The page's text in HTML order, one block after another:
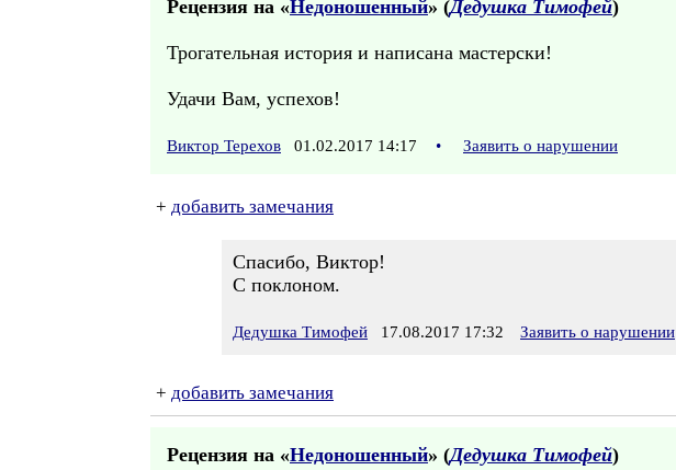
Рецензия на «Недоношенный» (Дедушка Тимофей)
Трогательная история и написана мастерски!
Удачи Вам, успехов!
Виктор Терехов 01.02.2017 14:17 • Заявить о нарушении
+ добавить замечания
Спасибо, Виктор!
С поклоном.
Дедушка Тимофей 17.08.2017 17:32 Заявить о нарушении
+ добавить замечания
Рецензия на «Недоношенный» (Дедушка Тимофей)